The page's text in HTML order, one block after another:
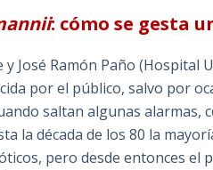
: cómo se gesta
José Ramón Paño
por el público, salvo por
saltan algunas
la década de los 80 la
pero desde entonces el